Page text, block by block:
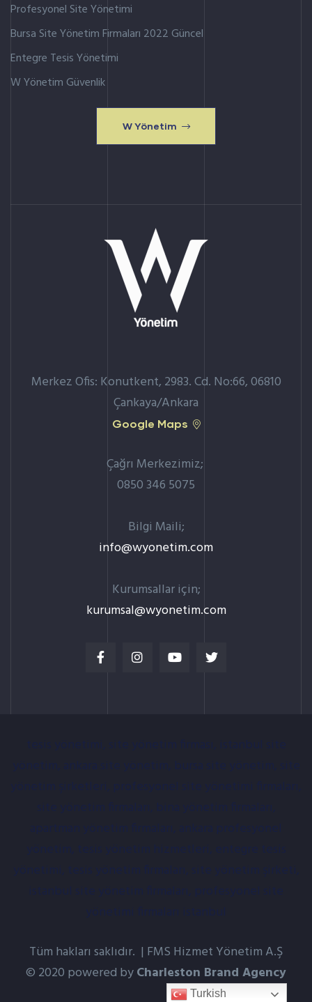
Profesyonel Site Yönetimi
Bursa Site Yönetim Firmaları 2022 Güncel
Entegre Tesis Yönetimi
W Yönetim Güvenlik
W Yönetim
Merkez Ofis: Konutkent, 2983. Cd. No:66, 06810
Çankaya/Ankara
Google Maps
Çağrı Merkezimiz;
0850 346 5075
Bilgi Maili;
info@wyonetim.com
Kurumsallar için;
kurumsal@wyonetim.com
Tüm hakları saklıdır. | FMS Hizmet Yönetim A.Ş
© 2020 powered byCharleston Brand Agency
Turkish